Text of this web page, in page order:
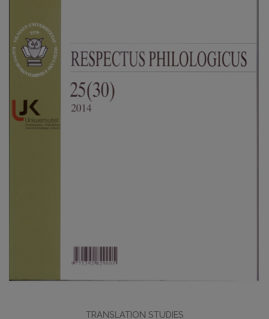
TRANSLATION STUDIES